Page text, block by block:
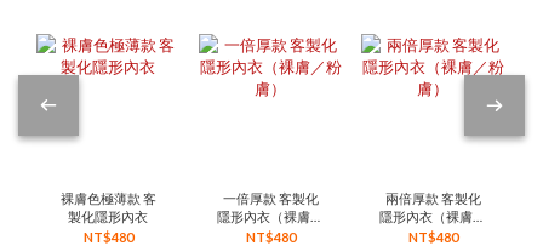
裸膚色極薄款 客
製化隱形內衣
NT$480
一倍厚款 客製化
隱形內衣（裸膚／
粉膚）
NT$480
兩倍厚款 客製化
隱形內衣（裸膚／
粉膚）
NT$480